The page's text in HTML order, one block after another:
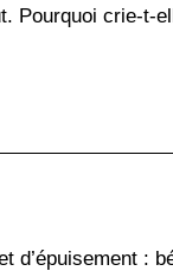
Pourquoi crie-t-
: